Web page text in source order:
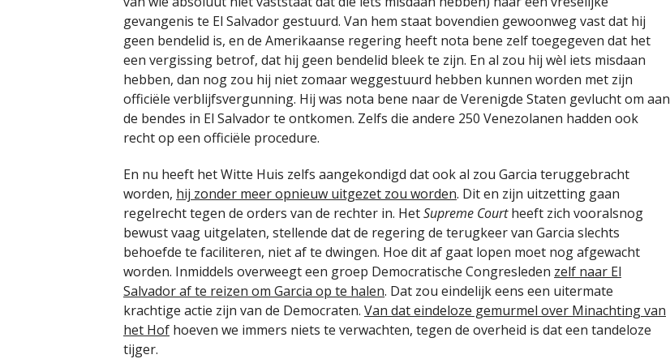
gevangenis te El Salvador gestuurd. Van hem staat bovendien gewoonweg vast dat hij
geen bendelid is, en de Amerikaanse regering heeft nota bene zelf toegegeven dat het
een vergissing betrof, dat hij geen bendelid bleek te zijn. En al zou hij wèl iets misdaan
hebben, dan nog zou hij niet zomaar weggestuurd hebben kunnen worden met zijn
officiële verblijfsvergunning. Hij was nota bene naar de Verenigde Staten gevlucht om aan
de bendes in El Salvador te ontkomen. Zelfs die andere 250 Venezolanen hadden ook
recht op een officiële procedure.
En nu heeft het Witte Huis zelfs aangekondigd dat ook al zou Garcia teruggebracht
worden, hij zonder meer opnieuw uitgezet zou worden. Dit en zijn uitzetting gaan
regelrecht tegen de orders van de rechter in. HetSupreme Courtheeft zich vooralsnog
bewust vaag uitgelaten, stellende dat de regering de terugkeer van Garcia slechts
behoefde te faciliteren, niet af te dwingen. Hoe dit af gaat lopen moet nog afgewacht
worden. Inmiddels overweegt een groep Democratische Congresleden zelf naar El
Salvador af te reizen om Garcia op te halen. Dat zou eindelijk eens een uitermate
krachtige actie zijn van de Democraten. Van dat eindeloze gemurmel over Minachting van
het Hof hoeven we immers niets te verwachten, tegen de overheid is dat een tandeloze
tijger.